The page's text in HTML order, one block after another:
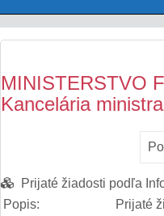
MINISTERSTVO
Kancelária
Prijaté žiadosti podľa
Popis:
Prijaté